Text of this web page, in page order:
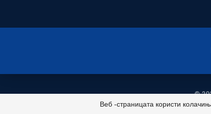
©
Веб -страницата користи